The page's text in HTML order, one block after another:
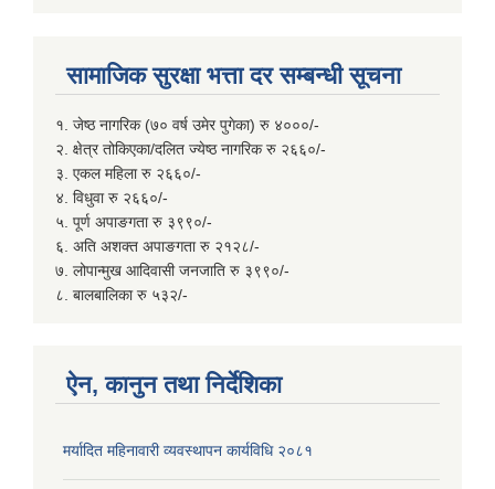
सामाजिक सुरक्षा भत्ता दर सम्बन्धी सूचना
१. जेष्ठ नागरिक (७० वर्ष उमेर पुगेका) रु ४०००/-
२. क्षेत्र तोकिएका/दलित ज्येष्ठ नागरिक रु २६६०/-
३. एकल महिला रु २६६०/-
४. विधुवा रु २६६०/-
५. पूर्ण अपाङगता रु ३९९०/-
६. अति अशक्त अपाङगता रु २१२८/-
७. लोपान्मुख आदिवासी जनजाति रु ३९९०/-
८. बालबालिका रु ५३२/-
ऐन, कानुन तथा निर्देशिका
मर्यादित महिनावारी व्यवस्थापन कार्यविधि २०८१